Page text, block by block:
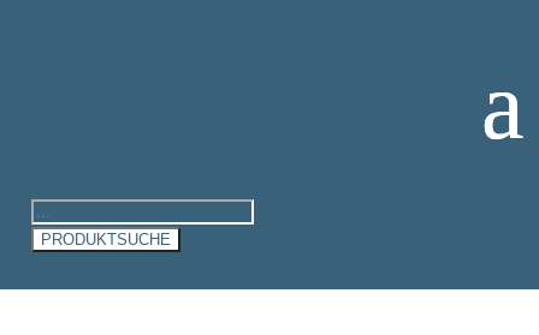
search
PRODUKTSUCHE